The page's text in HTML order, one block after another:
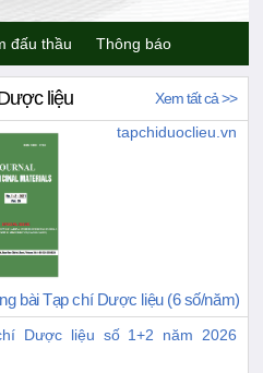
đấu thầu Thông báo
liệu
Xem tất cả >>
tapchiduoclieu.vn
bài Tạp chí Dược liệu (6 số/năm)
Dược liệu số 1+2 năm 2026